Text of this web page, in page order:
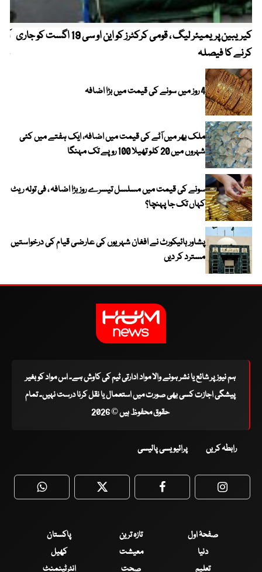
کیریبین پریمیئر لیگ ، قومی کرکٹرز کو این او سی 19 اگست کو جاری
کرنے کا فیصلہ
4 روز میں سونے کی قیمت میں بڑا اضافہ
ملک بھر میں آٹے کی قیمت میں اضافہ، ایک ہفتے میں کئی
شہروں میں 20 کلو تھیلا 100 روپے تک مہنگا
سونے کی قیمت میں مسلسل تیسرے روز بڑا اضافہ ، فی تولہ ریٹ
کہاں تک جا پہنچا؟
پشاور ہائیکورٹ نے افغان شہریوں کی عارضی قیام کی درخواستیں
مسترد کر دیں
ہم نیوز پر شائع یا نشر ہونے والا مواد ادارتی ٹیم کی کاوش ہے۔ اس مواد کو بغیر
پیشگی اجازت کسی بھی صورت میں استعمال یا نقل کرنا درست نہیں۔ تمام
حقوق محفوظ ہیں © 2026
رابطہ کریں پرائیویسی پالیسی
WhatsApp Twitter Facebook
صفحۂ اول تازہ ترین
پاکستان
دنیا
معیشت
کھیل
تعلیم
صحت انٹرٹینمنٹ